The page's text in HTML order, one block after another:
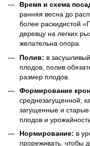
Время и схема
ранняя весна до
более раскидистой
деревцу на легких
желательна опора.
Полив: в
плодов, полив
размер плодов.
Формирование
среднезагущенной;
загущенные и
плодов и
Нормирование: в
прореживать, чтобы